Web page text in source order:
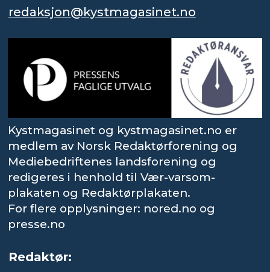
redaksjon@kystmagasinet.no
Kystmagasinet og kystmagasinet.no er
medlem av Norsk Redaktørforening og
Mediebedriftenes landsforening og
redigeres i henhold til Vær-varsom-
plakaten og Redaktørplakaten.
For flere opplysninger: nored.no og
presse.no
Redaktør: